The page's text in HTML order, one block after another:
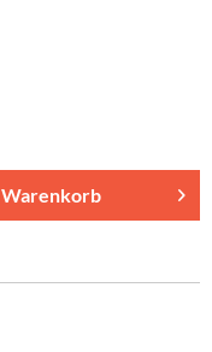
Warenkorb